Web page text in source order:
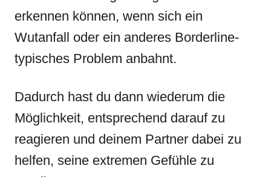
erkennen können, wenn sich ein
Wutanfall oder ein anderes Borderline-
typisches Problem anbahnt.
Dadurch hast du dann wiederum die
Möglichkeit, entsprechend darauf zu
reagieren und deinem Partner dabei zu
helfen, seine extremen Gefühle zu